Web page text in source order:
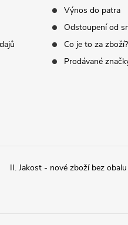
Výnos do patra
Odstoupení od
Co je to za zboží?
Prodávané
II. Jakost - nové zboží bez obalu